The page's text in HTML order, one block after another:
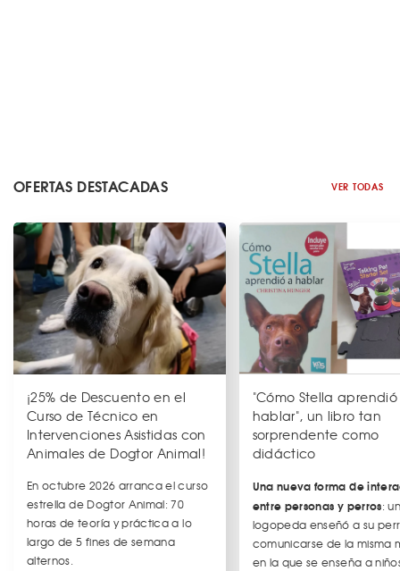
OFERTAS DESTACADAS VER TODAS
¡25% de Descuento en el
Curso de Técnico en
Intervenciones Asistidas con
Animales de Dogtor Animal!
En octubre 2026 arranca el curso
estrella de Dogtor Animal: 70
horas de teoría y práctica a lo
largo de 5 fines de semana
alternos.
"Cómo Stella
hablar", un libro tan
sorprendente como
didáctico
Una nueva forma de
entre personas y perros:
logopeda enseñó a su
comunicarse de la misma
en la que se enseña a